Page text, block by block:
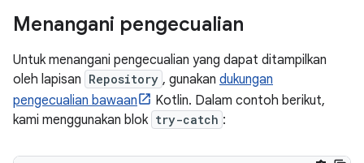
Menangani pengecualian
Untuk menangani pengecualian yang dapat ditampilkan
oleh lapisan Repository , gunakan dukungan
pengecualian bawaan
Kotlin. Dalam contoh berikut,
kami menggunakan blok try-catch :